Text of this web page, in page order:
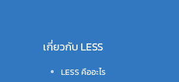
เกี่ยวกับ LESS
LESS คืออะไร